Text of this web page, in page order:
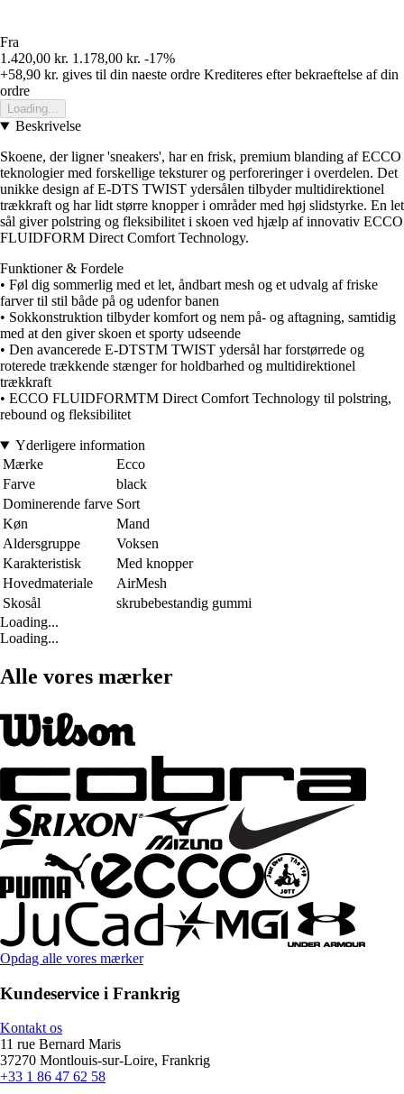
Fra
1.420,00 kr. 1.178,00 kr. -17%
+58,90 kr. gives til din naeste ordre Krediteres efter bekraeftelse af din
ordre
Loading...
Beskrivelse
Skoene, der ligner 'sneakers', har en frisk, premium blanding af ECCO
teknologier med forskellige teksturer og perforeringer i overdelen. Det
unikke design af E-DTS TWIST ydersålen tilbyder multidirektionel
trækkraft og har lidt større knopper i områder med høj slidstyrke. En let
sål giver polstring og fleksibilitet i skoen ved hjælp af innovativ ECCO
FLUIDFORM Direct Comfort Technology.
Funktioner & Fordele
• Føl dig sommerlig med et let, åndbart mesh og et udvalg af friske
farver til stil både på og udenfor banen
• Sokkonstruktion tilbyder komfort og nem på- og aftagning, samtidig
med at den giver skoen et sporty udseende
• Den avancerede E-DTSTM TWIST ydersål har forstørrede og
roterede trækkende stænger for holdbarhed og multidirektionel
trækkraft
• ECCO FLUIDFORMTM Direct Comfort Technology til polstring,
rebound og fleksibilitet
Yderligere information
Mærke
Ecco
Farve
black
Dominerende farve Sort
Køn
Mand
Aldersgruppe
Voksen
Karakteristisk
Med knopper
Hovedmateriale
AirMesh
Skosål
skrubebestandig gummi
Loading...
Loading...
Alle vores mærker
Opdag alle vores mærker
Kundeservice i Frankrig
Kontakt os
11 rue Bernard Maris
37270 Montlouis-sur-Loire, Frankrig
+33 1 86 47 62 58